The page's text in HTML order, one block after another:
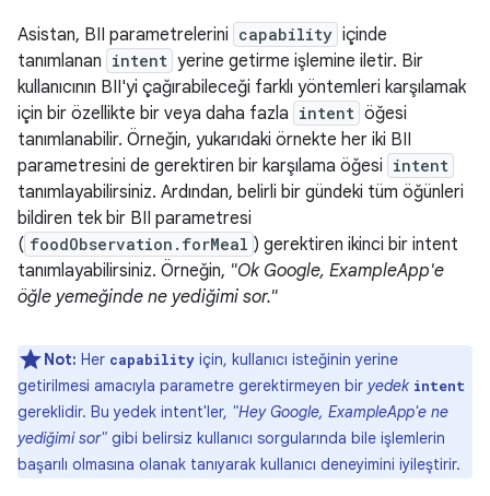
Asistan, BII parametrelerini capability içinde
tanımlanan intent yerine getirme işlemine iletir. Bir
kullanıcının BII'yi çağırabileceği farklı yöntemleri karşılamak
için bir özellikte bir veya daha fazla intent öğesi
tanımlanabilir. Örneğin, yukarıdaki örnekte her iki BII
parametresini de gerektiren bir karşılama öğesi intent
tanımlayabilirsiniz. Ardından, belirli bir gündeki tüm öğünleri
bildiren tek bir BII parametresi
( foodObservation.forMeal ) gerektiren ikinci bir intent
tanımlayabilirsiniz. Örneğin, "Ok Google, ExampleApp'e
öğle yemeğinde ne yediğimi sor."
Not: Her capability için, kullanıcı isteğinin yerine
getirilmesi amacıyla parametre gerektirmeyen bir yedek intent
gereklidir. Bu yedek intent'ler, "Hey Google, ExampleApp'e ne
yediğimi sor" gibi belirsiz kullanıcı sorgularında bile işlemlerin
başarılı olmasına olanak tanıyarak kullanıcı deneyimini iyileştirir.